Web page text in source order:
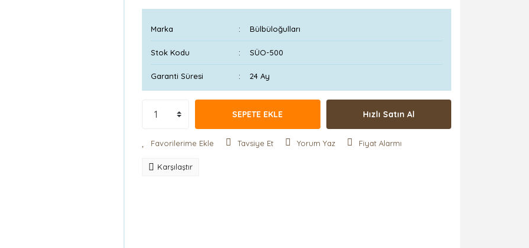
Marka Bülbüloğulları
Stok Kodu SÜO-500
Garanti Süresi 24 Ay
SEPETE EKLE Hızlı Satın Al
Tavsiye Et Yorum Yaz Fiyat Alarmı
Karşılaştır